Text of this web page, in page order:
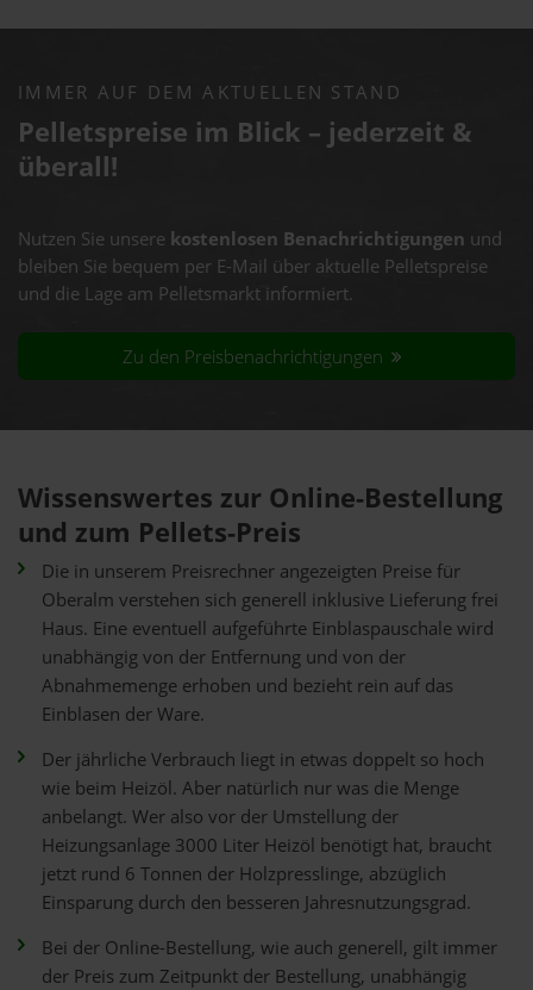
IMMER AUF DEM AKTUELLEN STAND
Pelletspreise im Blick – jederzeit &
überall!
Nutzen Sie unsere kostenlosen Benachrichtigungen und
bleiben Sie bequem per E-Mail über aktuelle Pelletspreise
und die Lage am Pelletsmarkt informiert.
Zu den Preisbenachrichtigungen
Wissenswertes zur Online-Bestellung
und zum Pellets-Preis
Die in unserem Preisrechner angezeigten Preise für
Oberalm verstehen sich generell inklusive Lieferung frei
Haus. Eine eventuell aufgeführte Einblaspauschale wird
unabhängig von der Entfernung und von der
Abnahmemenge erhoben und bezieht rein auf das
Einblasen der Ware.
Der jährliche Verbrauch liegt in etwas doppelt so hoch
wie beim Heizöl. Aber natürlich nur was die Menge
anbelangt. Wer also vor der Umstellung der
Heizungsanlage 3000 Liter Heizöl benötigt hat, braucht
jetzt rund 6 Tonnen der Holzpresslinge, abzüglich
Einsparung durch den besseren Jahresnutzungsgrad.
Bei der Online-Bestellung, wie auch generell, gilt immer
der Preis zum Zeitpunkt der Bestellung, unabhängig